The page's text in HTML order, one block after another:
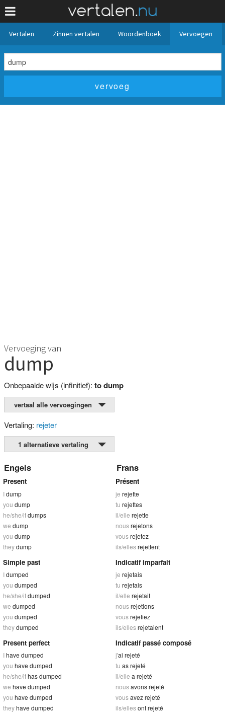
Vertalen Zinnen vertalen Woordenboek Vervoegen
Vervoeging van
dump
Onbepaalde wijs (infinitief): to dump
vertaal alle vervoegingen
Vertaling: rejeter
1 alternatieve vertaling
Engels Frans
Present
Idump
you dump
he/she/itdumps
we dump
you dump
theydump
Présent
je rejette
tu rejettes
il/elle rejette
nousrejetons
vousrejetez
ils/ellesrejettent
Simple past
Idumped
you dumped
he/she/itdumped
we dumped
you dumped
theydumped
Indicatif imparfait
je rejetais
tu rejetais
il/elle rejetait
nousrejetions
vousrejetiez
ils/ellesrejetaient
Present perfect
Ihave dumped
you have dumped
he/she/ithas dumped
we have dumped
you have dumped
theyhave dumped
Indicatif passé composé
j'ai rejeté
tu as rejeté
il/elle a rejeté
nousavons rejeté
vousavez rejeté
ils/ellesont rejeté